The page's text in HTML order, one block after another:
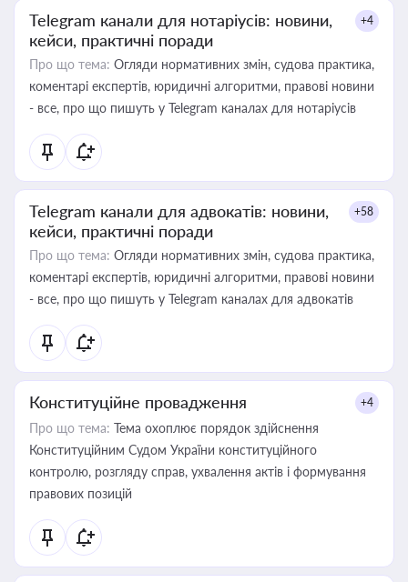
Telegram канали для нотаріусів: новини,
кейси, практичні поради
+4
Про що тема: Огляди нормативних змін, судова практика,
коментарі експертів, юридичні алгоритми, правові новини
- все, про що пишуть у Telegram каналах для нотаріусів
Telegram канали для адвокатів: новини,
кейси, практичні поради
+58
Про що тема: Огляди нормативних змін, судова практика,
коментарі експертів, юридичні алгоритми, правові новини
- все, про що пишуть у Telegram каналах для адвокатів
Конституційне провадження +4
Про що тема: Тема охоплює порядок здійснення
Конституційним Судом України конституційного
контролю, розгляду справ, ухвалення актів і формування
правових позицій